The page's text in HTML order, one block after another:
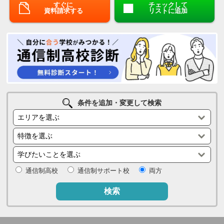
すぐに
資料請求する
チェックして
リストに追加
条件を追加・変更して検索
通信制高校 通信制サポート校 両方
検索